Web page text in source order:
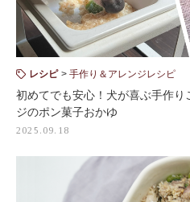
レシピ 手作り＆アレンジレシピ
初めてでも安心！犬が喜ぶ手作
ジのポン菓子おかゆ
2025.09.18